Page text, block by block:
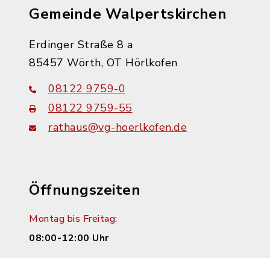
Gemeinde Walpertskirchen
Erdinger Straße 8 a
85457 Wörth, OT Hörlkofen
08122 9759-0
08122 9759-55
rathaus@vg-hoerlkofen.de
Öffnungszeiten
Montag bis Freitag:
08:00-12:00 Uhr